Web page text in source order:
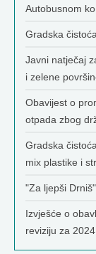
Autobusnom
Gradska
Javni natječaj
i zelene
Obavijest o
otpada zbog
Gradska
mix plastike i
"Za ljepši
Izvješće o
reviziju za